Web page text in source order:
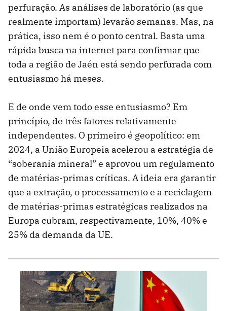
perfuração. As análises de laboratório (as que
realmente importam) levarão semanas. Mas, na
prática, isso nem é o ponto central. Basta uma
rápida busca na internet para confirmar que
toda a região de Jaén está sendo perfurada com
entusiasmo há meses.
E de onde vem todo esse entusiasmo? Em
princípio, de três fatores relativamente
independentes. O primeiro é geopolítico: em
2024, a União Europeia acelerou a estratégia de
“soberania mineral” e aprovou um regulamento
de matérias-primas críticas. A ideia era garantir
que a extração, o processamento e a reciclagem
de matérias-primas estratégicas realizados na
Europa cubram, respectivamente, 10%, 40% e
25% da demanda da UE.